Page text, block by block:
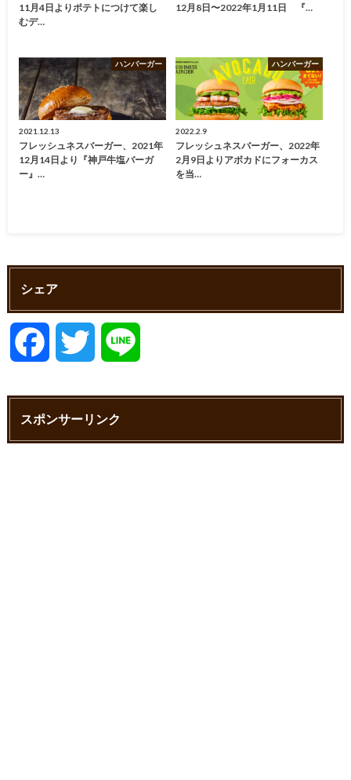
11月4日よりポテトにつけて楽し
むデ…
12月8日〜2022年1月11日 『…
ハンバーガー
2021.12.13
フレッシュネスバーガー、2021年
12月14日より『神戸牛塩バーガ
ー』…
ハンバーガー
2022.2.9
フレッシュネスバーガー、2022年
2月9日よりアボカドにフォーカス
を当…
シェア
c i
スポンサーリンク